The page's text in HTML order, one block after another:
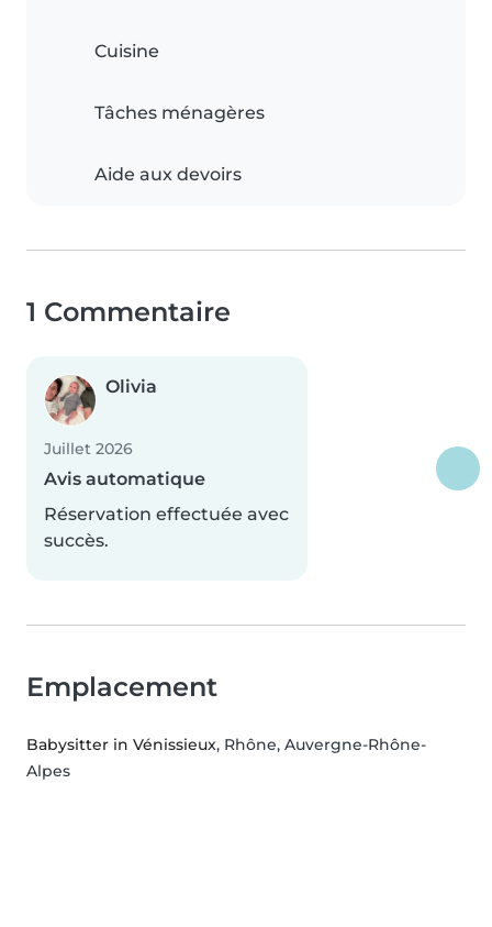
Cuisine
Tâches ménagères
Aide aux devoirs
1 Commentaire
Olivia
Juillet 2026
Avis automatique
Réservation effectuée avec
succès.
Emplacement
Babysitter in Vénissieux, Rhône, Auvergne-Rhône-
Alpes